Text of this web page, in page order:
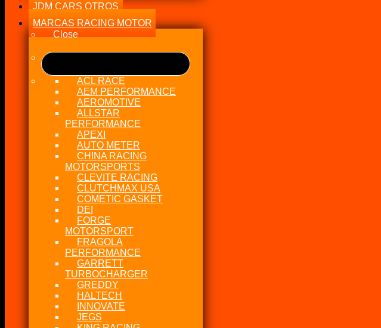
JDM CARS OTROS
MARCAS RACING MOTOR
Close
ACL RACE
AEM PERFORMANCE
AEROMOTIVE
ALLSTAR
PERFORMANCE
APEXI
AUTO METER
CHINA RACING
MOTORSPORTS
CLEVITE RACING
CLUTCHMAX USA
COMETIC GASKET
DEI
FORGE
MOTORSPORT
FRAGOLA
PERFORMANCE
GARRETT
TURBOCHARGER
GREDDY
HALTECH
INNOVATE
JEGS